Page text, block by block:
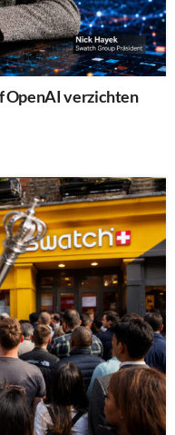
OpenAI verzichten